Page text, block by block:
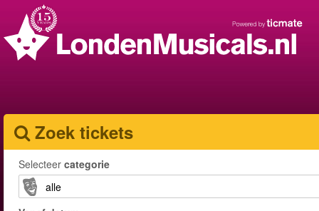
Zoek tickets
Selecteer categorie